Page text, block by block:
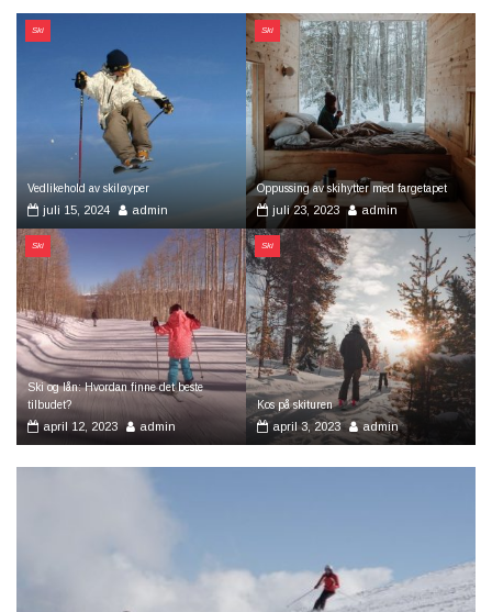
du
betongsliper
hos
Akutt
–
trygt,
støvfritt
og
klart
for
finish
Ski
Vedlikehold av skiløyper
juli 15, 2024 admin
Ski
Oppussing av skihytter med fargetapet
juli 23, 2023 admin
Ski
Ski og lån: Hvordan finne det beste
tilbudet?
april 12, 2023 admin
Ski
Kos på skituren
april 3, 2023 admin